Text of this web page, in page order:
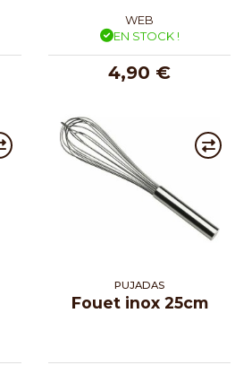
WEB
EN STOCK !
4,90 €
PUJADAS
Fouet inox 25cm